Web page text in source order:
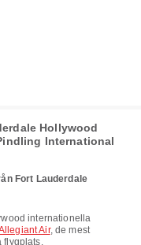
Hollywood
International
Fort Lauderdale
Air, de mest
flygplats.